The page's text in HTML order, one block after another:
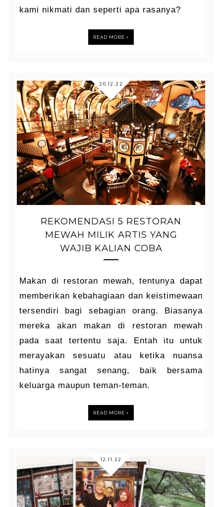
kami nikmati dan seperti apa rasanya?
READ MORE »
20.12.22
REKOMENDASI 5 RESTORAN
MEWAH MILIK ARTIS YANG
WAJIB KALIAN COBA
Makan di restoran mewah, tentunya dapat
memberikan kebahagiaan dan keistimewaan
tersendiri bagi sebagian orang. Biasanya
mereka akan makan di restoran mewah
pada saat tertentu saja. Entah itu untuk
merayakan sesuatu atau ketika nuansa
hatinya sangat senang, baik bersama
keluarga maupun teman-teman.
READ MORE »
12.11.22